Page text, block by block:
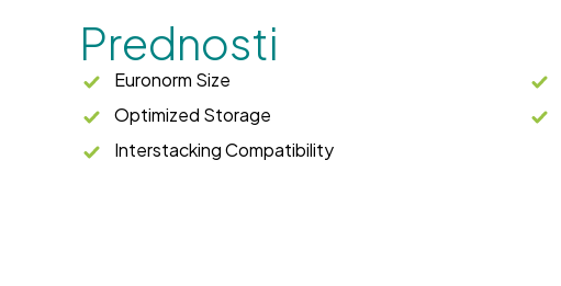
Prednosti
Euronorm Size
Optimized Storage
Interstacking Compatibility